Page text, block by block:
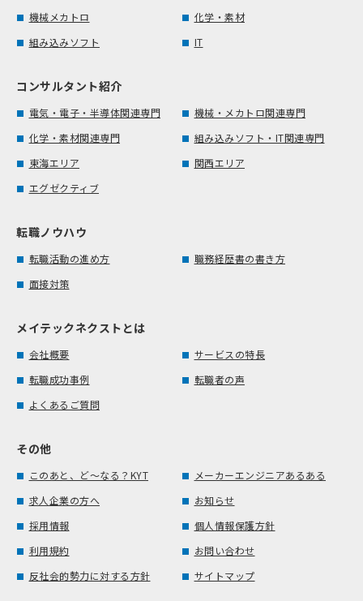
機械メカトロ
化学・素材
組み込みソフト
IT
コンサルタント紹介
電気・電子・半導体関連専門
機械・メカトロ関連専門
化学・素材関連専門
組み込みソフト・IT関連専門
東海エリア
関西エリア
エグゼクティブ
転職ノウハウ
転職活動の進め方
職務経歴書の書き方
面接対策
メイテックネクストとは
会社概要
サービスの特長
転職成功事例
転職者の声
よくあるご質問
その他
このあと、ど～なる？KYT
メーカーエンジニアあるある
求人企業の方へ
お知らせ
採用情報
個人情報保護方針
利用規約
お問い合わせ
反社会的勢力に対する方針
サイトマップ